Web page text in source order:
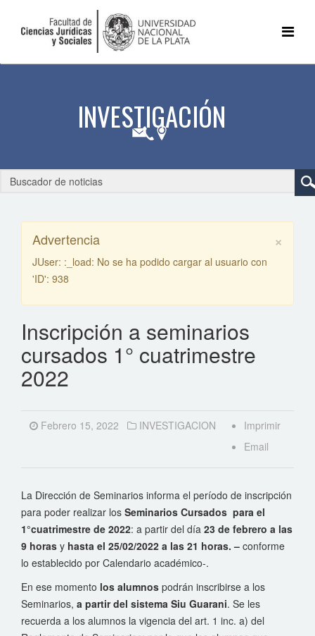
×
Advertencia
JUser: :_load: No se ha podido cargar al usuario con
'ID': 938
Inscripción a seminarios
cursados 1° cuatrimestre
2022
Febrero 15, 2022 INVESTIGACION
Imprimir
Email
La Dirección de Seminarios informa el período de inscripción
para poder realizar los Seminarios Cursados para el
1°cuatrimestre de 2022: a partir del día 23 de febrero a las
9 horas y hasta el 25/02/2022 a las 21 horas. – conforme
lo establecido por Calendario académico-.
En ese momento los alumnos podrán inscribirse a los
Seminarios, a partir del sistema Siu Guarani. Se les
recuerda a los alumnos la vigencia del art. 1 inc. a) del